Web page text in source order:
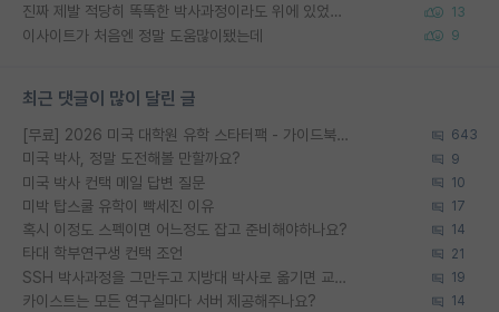
진짜 제발 적당히 똑똑한 박사과정이라도 위에 있었으면.. 13
이사이트가 처음엔 정말 도움많이됐는데 9
최근 댓글이 많이 달린 글
[무료] 2026 미국 대학원 유학 스타터팩 - 가이드북 & 합격자 컨택메일 템플릿 643
미국 박사, 정말 도전해볼 만할까요? 9
미국 박사 컨택 메일 답변 질문 10
미박 탑스쿨 유학이 빡세진 이유 17
혹시 이정도 스펙이면 어느정도 잡고 준비해야하나요? 14
타대 학부연구생 컨택 조언 21
SSH 박사과정을 그만두고 지방대 박사로 옮기면 교수의 꿈은 끝일까요? 19
카이스트는 모든 연구실마다 서버 제공해주나요? 14